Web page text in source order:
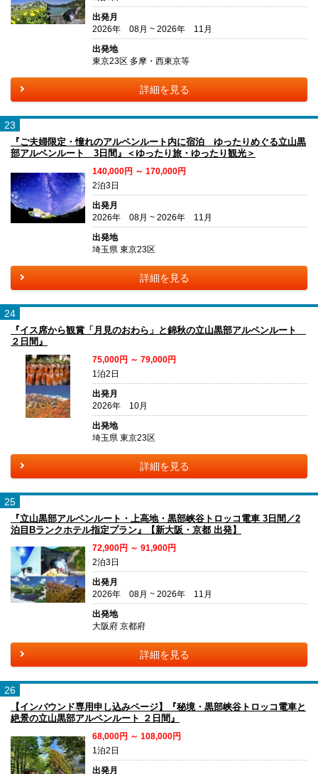
出発月
2026年 08月 ~ 2026年 11月
出発地
東京23区 多摩・西東京等
詳細を見る
23
『ご夫婦限定・憧れのアルペンルート内に宿泊 ゆったりめぐる立山黒
部アルペンルート 3日間』＜ゆったり旅・ゆったり観光＞
140,000円 ～ 170,000円
2泊3日
出発月
2026年 08月 ~ 2026年 11月
出発地
埼玉県 東京23区
詳細を見る
24
『イス席から観賞「月見のおわら」と錦秋の立山黒部アルペンルート
２日間』
75,000円 ～ 79,000円
1泊2日
出発月
2026年 10月
出発地
埼玉県 東京23区
詳細を見る
25
『立山黒部アルペンルート・上高地・黒部峡谷トロッコ電車 3日間／2
泊目Bランクホテル指定プラン』【新大阪・京都 出発】
72,900円 ～ 91,900円
2泊3日
出発月
2026年 08月 ~ 2026年 11月
出発地
大阪府 京都府
詳細を見る
26
【インバウンド専用申し込みページ】『秘境・黒部峡谷トロッコ電車と
絶景の立山黒部アルペンルート ２日間』
68,000円 ～ 108,000円
1泊2日
出発月